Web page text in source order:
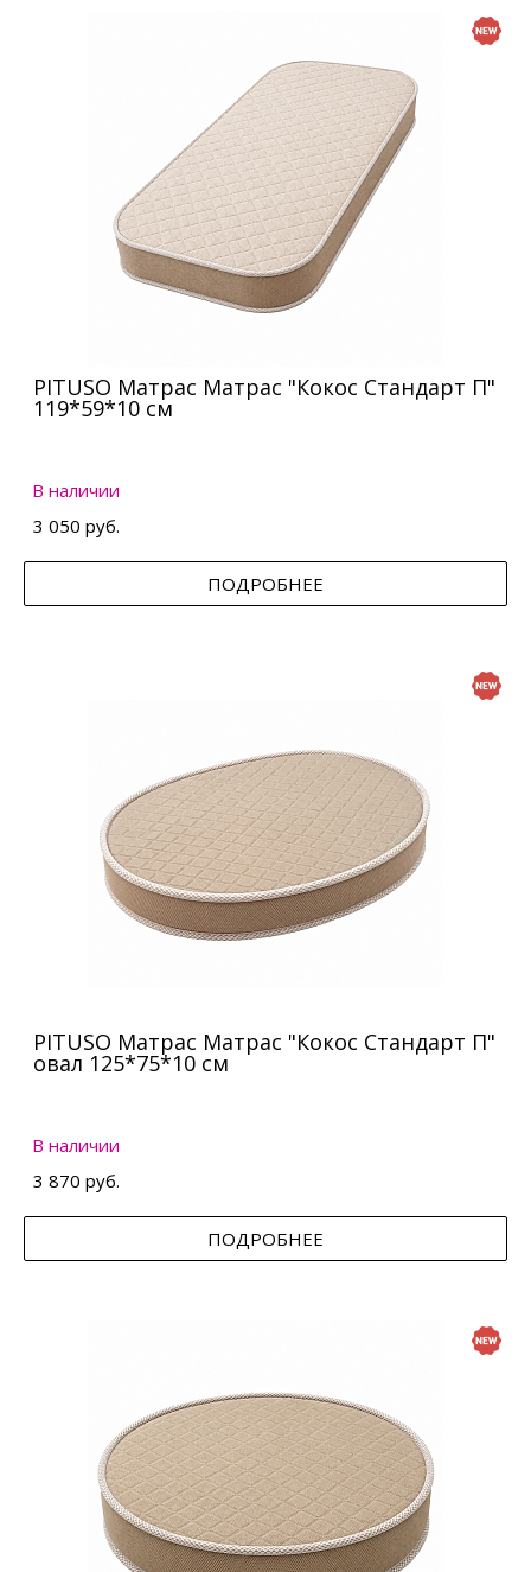
PITUSO Матрас Матрас "Кокос Стандарт П"
119*59*10 см
В наличии
3 050 руб.
ПОДРОБНЕЕ
PITUSO Матрас Матрас "Кокос Стандарт П"
овал 125*75*10 см
В наличии
3 870 руб.
ПОДРОБНЕЕ